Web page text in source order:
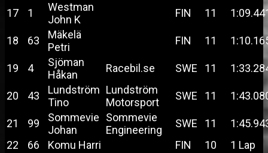
17 1
Westman
John K
FIN 11
18 63
Mäkelä
Petri
FIN 11
19 4
Sjöman
Håkan
Racebil.se SWE 11
20 43
Lundström
Tino
Lundström
Motorsport
SWE 11
21 99
Sommevie
Johan
Sommevie
Engineering
SWE 11
22
66 Komu Harri FIN 10
1 Lap